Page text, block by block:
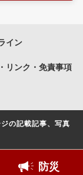
防災
イン
リンク・免責事項
の記載記事、写真